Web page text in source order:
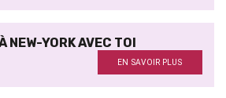
NEW-YORK AVEC TOI
EN SAVOIR PLUS